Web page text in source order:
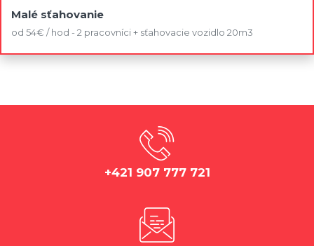
Malé sťahovanie
od 54€ / hod - 2 pracovníci + sťahovacie vozidlo 20m3
+421 907 777 721